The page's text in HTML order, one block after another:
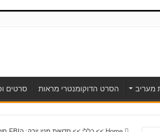
מעריב הסרט הדוקומנטרי מראות סרטים